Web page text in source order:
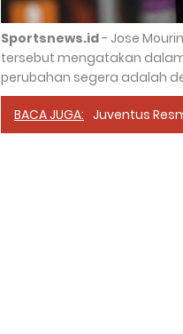
Sportsnews.id- Jose
tersebut mengatakan
perubahan segera adalah
BACA JUGA: Juventus